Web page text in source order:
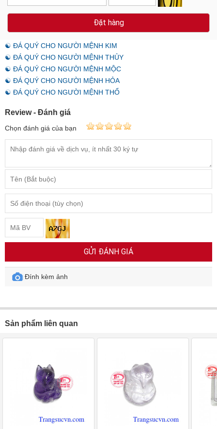
Đặt hàng
☯ ĐÁ QUÝ CHO NGƯỜI MỆNH KIM
☯ ĐÁ QUÝ CHO NGƯỜI MỆNH THỦY
☯ ĐÁ QUÝ CHO NGƯỜI MỆNH MỘC
☯ ĐÁ QUÝ CHO NGƯỜI MỆNH HỎA
☯ ĐÁ QUÝ CHO NGƯỜI MỆNH THỔ
Review - Đánh giá
Chọn đánh giá của bạn
GỬI ĐÁNH GIÁ
Đính kèm ảnh
Sản phẩm liên quan